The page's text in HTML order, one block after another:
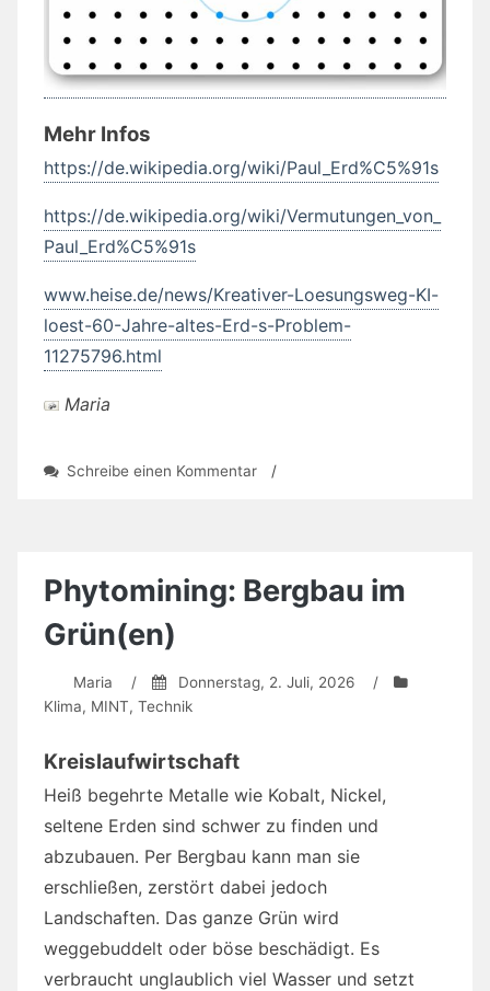
Mehr Infos
https://de.wikipedia.org/wiki/Paul_Erd%C5%91s
https://de.wikipedia.org/wiki/Vermutungen_von_
Paul_Erd%C5%91s
www.heise.de/news/Kreativer-Loesungsweg-KI-
loest-60-Jahre-altes-Erd-s-Problem-
11275796.html
Maria
Schreibe einen Kommentarzu
Einheitsdistanzproblem
gelöst
/
Phytomining: Bergbau im
Grün(en)
Maria / Donnerstag, 2. Juli, 2026
/
Klima, MINT, Technik
Kreislaufwirtschaft
Heiß begehrte Metalle wie Kobalt, Nickel,
seltene Erden sind schwer zu finden und
abzubauen. Per Bergbau kann man sie
erschließen, zerstört dabei jedoch
Landschaften. Das ganze Grün wird
weggebuddelt oder böse beschädigt. Es
verbraucht unglaublich viel Wasser und setzt